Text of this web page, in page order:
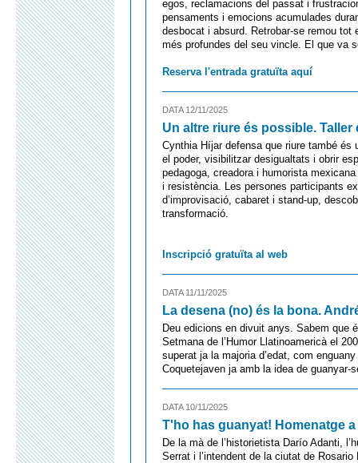
egos, reclamacions del passat i
pensaments i emocions acumulades
desbocat i absurd. Retrobar-se remou
més profundes del seu vincle. El que va
Reserva l'entrada gratuïta aquí
DATA 12/11/2025
Un altre riure és possible.
Cynthia Híjar defensa que riure també
el poder, visibilitzar desigualtats i obrir
pedagoga, creadora i humorista
i resistència. Les persones participants
d’improvisació, cabaret i stand-up,
transformació.
Inscripció gratuïta al web
DATA 11/11/2025
La desena (no) és la bona.
Deu edicions en divuit anys. Sabem
Setmana de l’Humor Llatinoamericà el
superat ja la majoria d’edat, com
Coquetejaven ja amb la idea de guanyar-
DATA 10/11/2025
T'ho has guanyat! Homenatge
De la mà de l’historietista Darío Adanti,
Serrat i l’intendent de la ciutat de